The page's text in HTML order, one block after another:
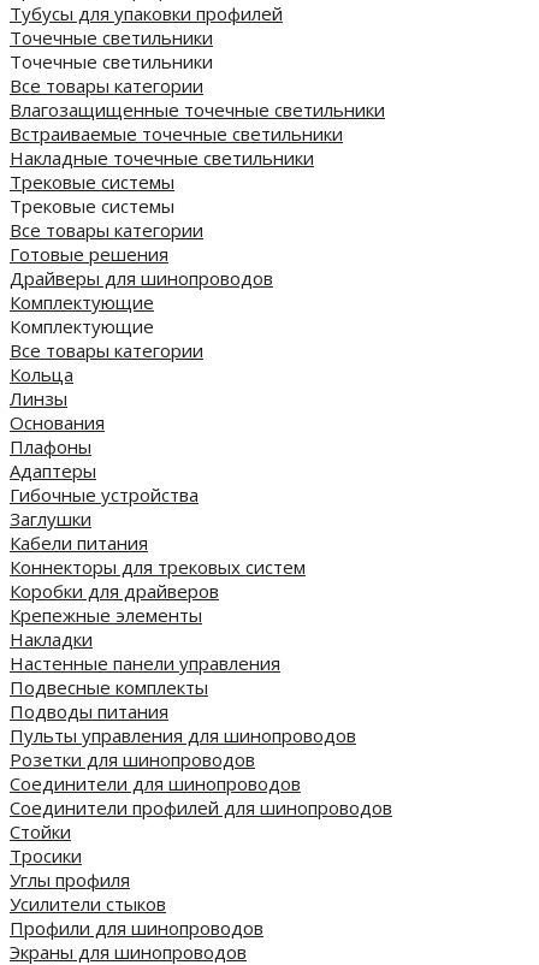
Тубусы для упаковки профилей
Точечные светильники
Точечные светильники
Все товары категории
Влагозащищенные точечные светильники
Встраиваемые точечные светильники
Накладные точечные светильники
Трековые системы
Трековые системы
Все товары категории
Готовые решения
Драйверы для шинопроводов
Комплектующие
Комплектующие
Все товары категории
Кольца
Линзы
Основания
Плафоны
Адаптеры
Гибочные устройства
Заглушки
Кабели питания
Коннекторы для трековых систем
Коробки для драйверов
Крепежные элементы
Накладки
Настенные панели управления
Подвесные комплекты
Подводы питания
Пульты управления для шинопроводов
Розетки для шинопроводов
Соединители для шинопроводов
Соединители профилей для шинопроводов
Стойки
Тросики
Углы профиля
Усилители стыков
Профили для шинопроводов
Экраны для шинопроводов